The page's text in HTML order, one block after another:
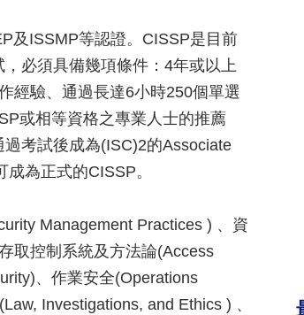
ISSMP等認證。CISSP是目前
必須具備幾項條件：4年或以上
經驗、通過長達6小時250個單選
或相等資格之專業人士的推薦
考試後成為(ISC)2的Associate
為正式的CISSP。
Management Practices ) 、資
取控制系統及方法論(Access
、作業安全(Operations
Investigations, and Ethics ) 、